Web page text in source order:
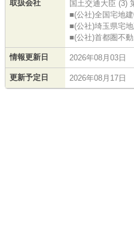
取扱会社
国土交通大臣 (3)
■(公社)全国宅地
■(公社)埼玉県宅
■(公社)首都圏不
情報更新日 2026年08月03日
更新予定日 2026年08月17日